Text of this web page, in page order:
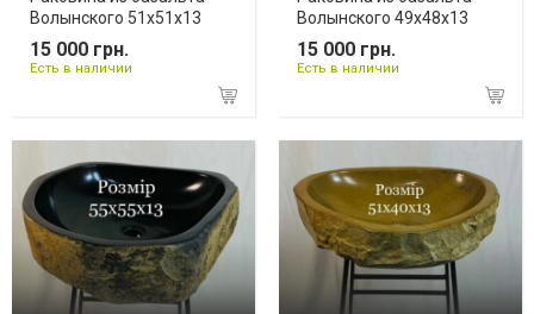
Волынского 51х51х13
15 000 грн.
Есть в наличии
Волынского 49х48х13
15 000 грн.
Есть в наличии